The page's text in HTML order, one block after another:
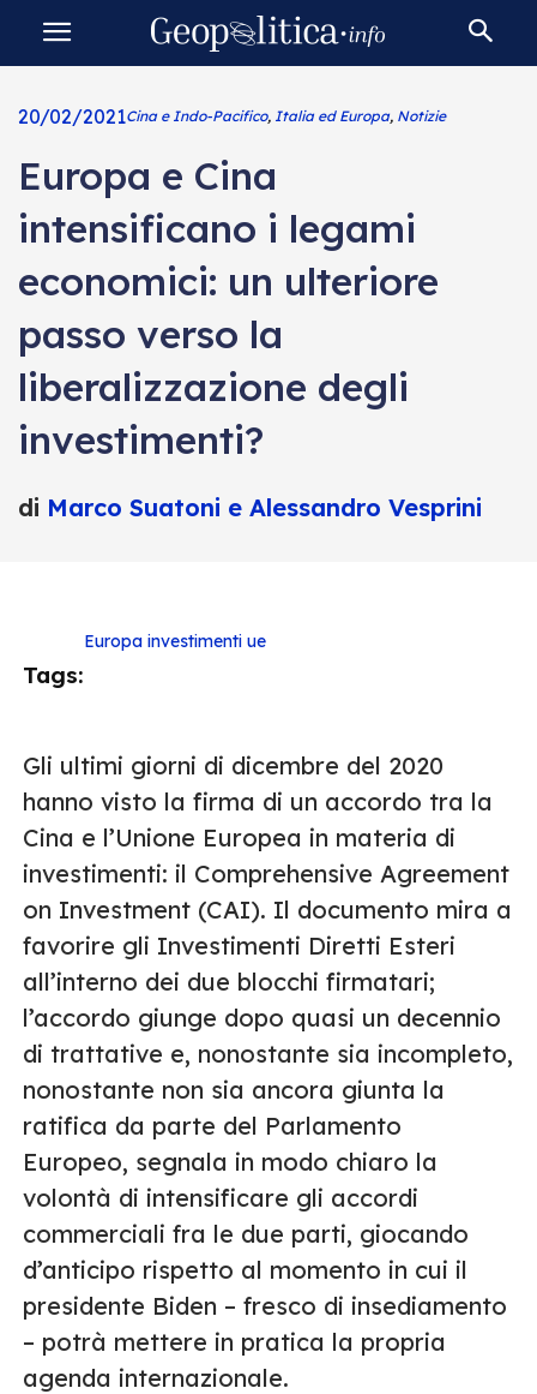
20/02/2021Cina e Indo-Pacifico, Italia ed Europa, Notizie
Europa e Cina
intensificano i legami
economici: un ulteriore
passo verso la
liberalizzazione degli
investimenti?
di Marco Suatoni e Alessandro Vesprini
Tags:
Europa investimenti ue
Gli ultimi giorni di dicembre del 2020
hanno visto la firma di un accordo tra la
Cina e l’Unione Europea in materia di
investimenti: il Comprehensive Agreement
on Investment (CAI). Il documento mira a
favorire gli Investimenti Diretti Esteri
all’interno dei due blocchi firmatari;
l’accordo giunge dopo quasi un decennio
di trattative e, nonostante sia incompleto,
nonostante non sia ancora giunta la
ratifica da parte del Parlamento
Europeo, segnala in modo chiaro la
volontà di intensificare gli accordi
commerciali fra le due parti, giocando
d’anticipo rispetto al momento in cui il
presidente Biden – fresco di insediamento
– potrà mettere in pratica la propria
agenda internazionale.